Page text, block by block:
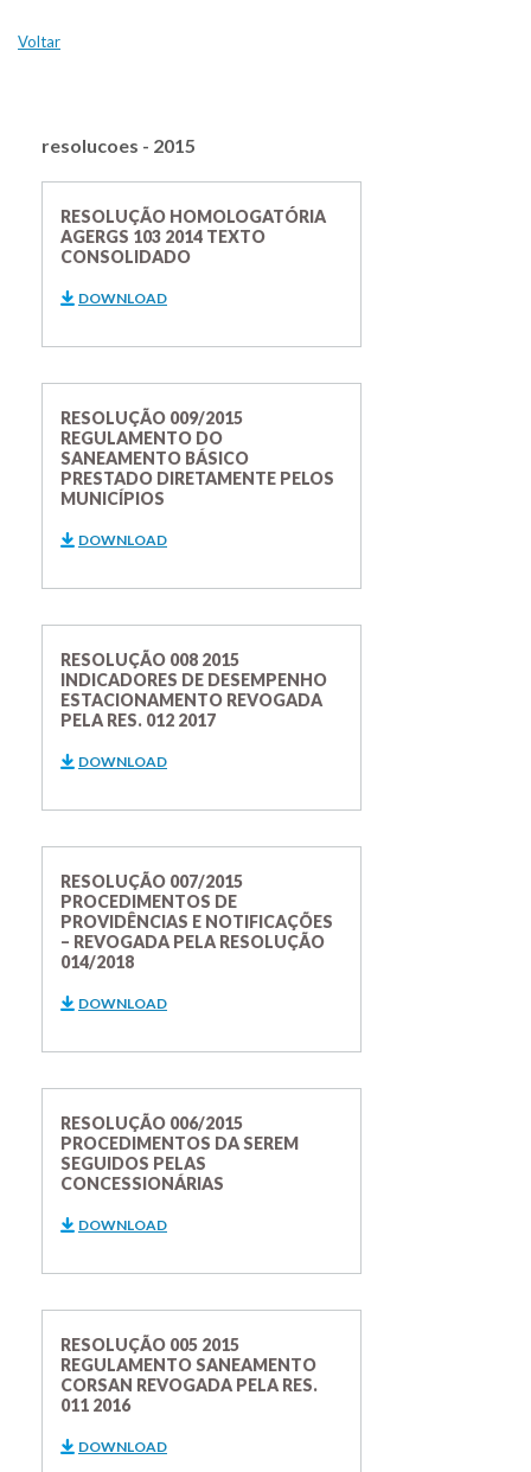
Voltar
resolucoes - 2015
RESOLUÇÃO HOMOLOGATÓRIA
AGERGS 103 2014 TEXTO
CONSOLIDADO
DOWNLOAD
RESOLUÇÃO 009/2015
REGULAMENTO DO
SANEAMENTO BÁSICO
PRESTADO DIRETAMENTE PELOS
MUNICÍPIOS
DOWNLOAD
RESOLUÇÃO 008 2015
INDICADORES DE DESEMPENHO
ESTACIONAMENTO REVOGADA
PELA RES. 012 2017
DOWNLOAD
RESOLUÇÃO 007/2015
PROCEDIMENTOS DE
PROVIDÊNCIAS E NOTIFICAÇÕES
– REVOGADA PELA RESOLUÇÃO
014/2018
DOWNLOAD
RESOLUÇÃO 006/2015
PROCEDIMENTOS DA SEREM
SEGUIDOS PELAS
CONCESSIONÁRIAS
DOWNLOAD
RESOLUÇÃO 005 2015
REGULAMENTO SANEAMENTO
CORSAN REVOGADA PELA RES.
011 2016
DOWNLOAD